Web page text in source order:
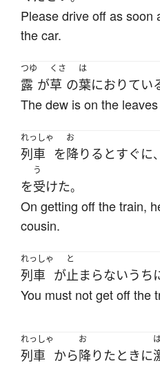
Please drive off as soon
the car.
つゆ
露 が
くさ
草 の
は
葉におりてい
The dew is on the
れっしゃ
列車 を
お
降りる とすぐに、
を
う
受けた。
On getting off the train,
cousin.
れっしゃ
列車 が
と
止まらないうち
You must not get off the
れっしゃ
列車 から
お
降りたときに